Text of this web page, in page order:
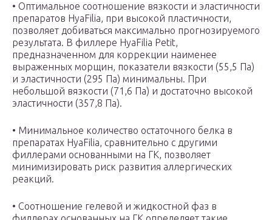
• Оптимальное соотношение вязкости и эластичности
препаратов HyaFilia, при высокой пластичности,
позволяет добиваться максимально прогнозируемого
результата. В филлере HyaFilia Petit,
предназначенном для коррекции наименее
выраженных морщин, показатели вязкости (55,5 Па)
и эластичности (295 Па) минимальны. При
небольшой вязкости (71,6 Па) и достаточно высокой
эластичности (357,8 Па).
• Минимальное количество остаточного белка в
препаратах HyaFilia, сравнительно с другими
филлерами основанными на ГК, позволяет
минимизировать риск развития аллергических
реакций.
• Соотношение гелевой и жидкостной фаз в